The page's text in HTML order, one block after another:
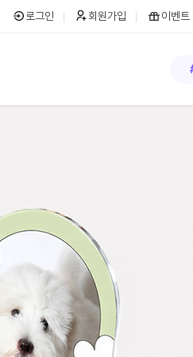
로그인 회원가입 이벤트